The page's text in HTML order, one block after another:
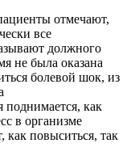
отмечают,
все
должного
не была оказана
болевой шок, из
поднимается, как
в организме
повыситься, так